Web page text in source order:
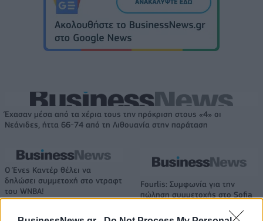
Έχασαν μέσα από τα χέρια τους την πρόκριση στους «4» οι
Νεάνιδες, ήττα 66-74 από τη Λιθουανία στην παράταση
Ο Ένες Καντέρ θέλει να
δηλώσει συμμετοχή στο ντραφτ
του WNBA!
Fourlis: Συμφωνία για την
πώληση συμμετοχής στο Sofia
εκατ. ευρώ